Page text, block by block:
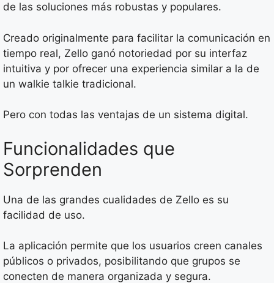
de las soluciones más robustas y populares.
Creado originalmente para facilitar la comunicación en
tiempo real, Zello ganó notoriedad por su interfaz
intuitiva y por ofrecer una experiencia similar a la de
un walkie talkie tradicional.
Pero con todas las ventajas de un sistema digital.
Funcionalidades que
Sorprenden
Una de las grandes cualidades de Zello es su
facilidad de uso.
La aplicación permite que los usuarios creen canales
públicos o privados, posibilitando que grupos se
conecten de manera organizada y segura.